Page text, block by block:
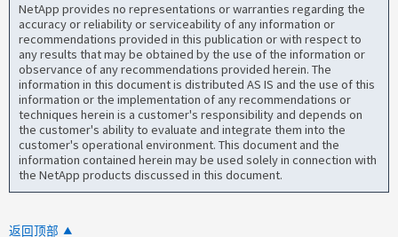
NetApp provides no representations or warranties regarding the
accuracy or reliability or serviceability of any information or
recommendations provided in this publication or with respect to
any results that may be obtained by the use of the information or
observance of any recommendations provided herein. The
information in this document is distributed AS IS and the use of this
information or the implementation of any recommendations or
techniques herein is a customer's responsibility and depends on
the customer's ability to evaluate and integrate them into the
customer's operational environment. This document and the
information contained herein may be used solely in connection with
the NetApp products discussed in this document.
返回顶部